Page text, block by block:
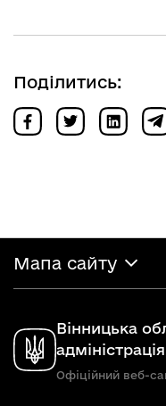
Поділитись:
Мапа сайту
Вінницька
адміністрація
Офіційний веб-